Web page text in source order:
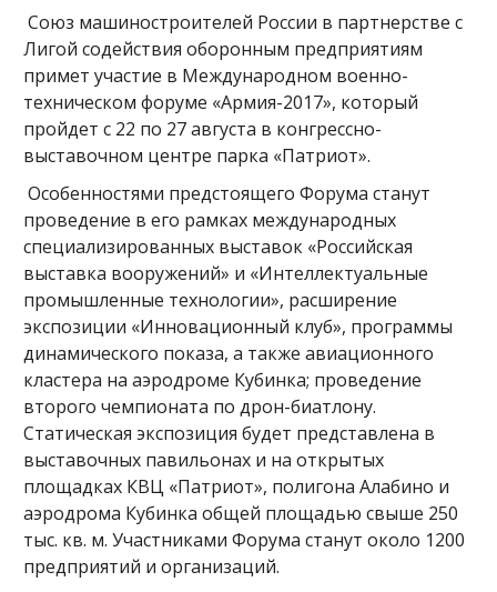
Союз машиностроителей России в партнерстве с
Лигой содействия оборонным предприятиям
примет участие в Международном военно-
техническом форуме «Армия-2017», который
пройдет с 22 по 27 августа в конгрессно-
выставочном центре парка «Патриот».
Особенностями предстоящего Форума станут
проведение в его рамках международных
специализированных выставок «Российская
выставка вооружений» и «Интеллектуальные
промышленные технологии», расширение
экспозиции «Инновационный клуб», программы
динамического показа, а также авиационного
кластера на аэродроме Кубинка; проведение
второго чемпионата по дрон-биатлону.
Статическая экспозиция будет представлена в
выставочных павильонах и на открытых
площадках КВЦ «Патриот», полигона Алабино и
аэродрома Кубинка общей площадью свыше 250
тыс. кв. м. Участниками Форума станут около 1200
предприятий и организаций.